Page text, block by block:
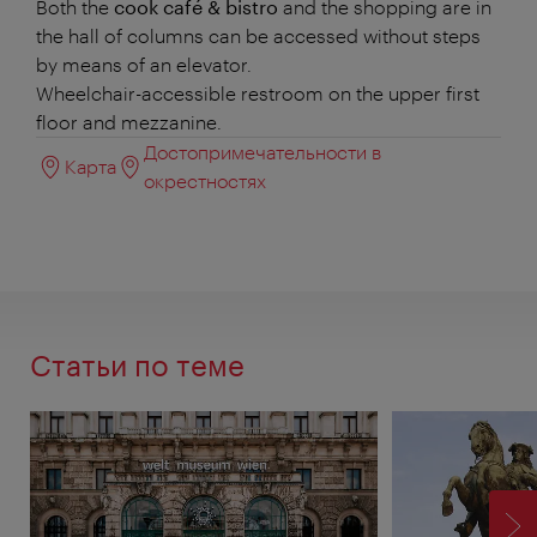
Both the cook café & bistro and the shopping are in
the hall of columns can be accessed without steps
by means of an elevator.
Wheelchair-accessible restroom on the upper first
floor and mezzanine.
Карта
Достопримечательности в
окрестностях
Статьи по теме